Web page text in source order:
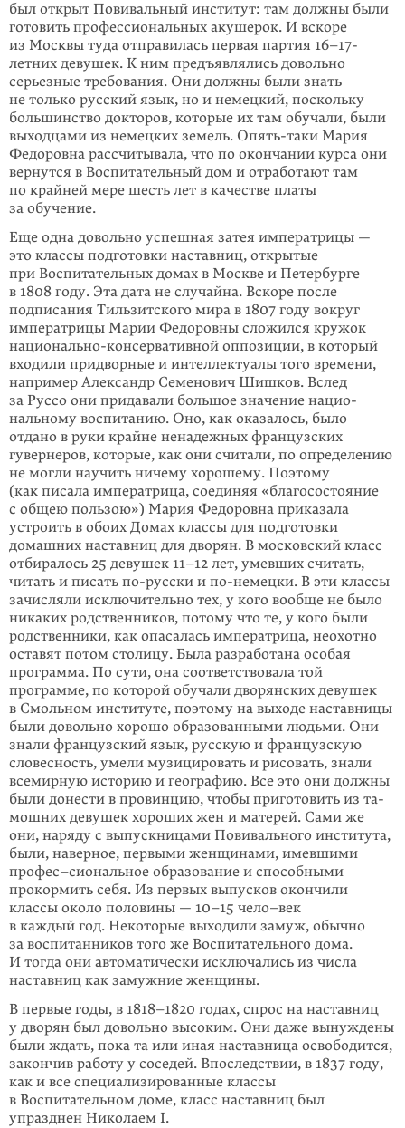
был открыт Повивальный институт: там должны были
готовить профессиональных акушерок. И вскоре
из Москвы туда отправилась первая партия 16–17-
летних девушек. К ним предъ­яв­лялись довольно
серьезные тре­бо­вания. Они должны были знать
не только русский язык, но и немецкий, поскольку
боль­шин­ство докто­ров, которые их там обучали, были
выходцами из немецких земель. Опять-таки Мария
Федоровна рассчитывала, что по окон­чании курса они
вернутся в Воспи­тательный дом и отработают там
по крайней мере шесть лет в качестве платы
за обучение.
Еще одна довольно успешная затея импе­ратрицы —
это классы подготовки настав­ниц, открытые
при Воспита­тельных домах в Москве и Петербурге
в 1808 го­ду. Эта дата не случайна. Вскоре после
подписания Тильзитского мира в 1807 году вокруг
императрицы Марии Федоровны сложился кружок
нацио­нально-консерва­тивной оппози­ции, в который
входили придворные и интел­лектуалы того времени,
например Александр Семенович Шишков. Вслед
за Руссо они придавали большое значение нацио­
нальному воспитанию. Оно, как оказалось, было
отдано в руки крайне ненадежных фран­цузских
гуверне­ров, которые, как они считали, по определе­нию
не могли научить ничему хоро­шему. Поэто­му
(как писала императрица, соединяя «благо­со­стоя­­ние
с общею пользою») Мария Федоровна приказала
устроить в обоих Домах классы для подготовки
домашних наставниц для дворян. В мос­ковский класс
отбиралось 25 де­вушек 11–12 лет, умевших считать,
читать и пи­сать по-русски и по-немец­ки. В эти классы
зачисляли исключительно тех, у кого вообще не было
никаких родственников, потому что те, у кого были
родственники, как опасалась императрица, неохотно
оставят потом столицу. Была разра­ботана особая
програм­ма. По сути, она соответство­вала той
программе, по которой обучали дворянских девушек
в Смоль­ном институте, поэтому на выходе настав­ницы
были довольно хорошо образованными людьми. Они
знали французский язык, русскую и француз­скую
словесность, умели музици­ровать и рисо­вать, знали
всемирную историю и геогра­фию. Все это они долж­ны
были донести в про­винцию, чтобы пригото­вить из та­
мошних девушек хороших жен и мате­рей. Сами же
они, наряду с выпускни­цами Повивального института,
были, наверное, первыми женщинами, имевшими
профес–сио­наль­­ное образо­вание и способными
прокормить себя. Из первых выпусков окон­чили
классы около половины — 10–15 чело–век
в каждый год. Некоторые выходили замуж, обычно
за воспитан­ни­ков того же Воспитательного дома.
И тогда они автома­тически исключа­лись из числа
наставниц как замужние женщины.
В первые годы, в 1818–1820 годах, спрос на наставниц
у дворян был довольно высоким. Они даже вынуждены
были ждать, пока та или иная наставница освободится,
закончив работу у сосе­дей. Впоследствии, в 1837 году,
как и все специализирован­ные классы
в Воспитательном доме, класс настав­ниц был
упразднен Николаем I.